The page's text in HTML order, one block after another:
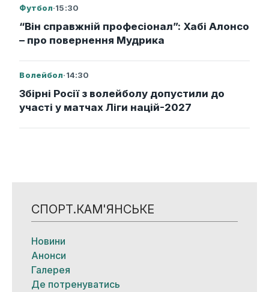
Футбол·15:30
“Він справжній професіонал”: Хабі Алонсо
– про повернення Мудрика
Волейбол·14:30
Збірні Росії з волейболу допустили до
участі у матчах Ліги націй-2027
СПОРТ.КАМ'ЯНСЬКЕ
Новини
Анонси
Галерея
Де потренуватись